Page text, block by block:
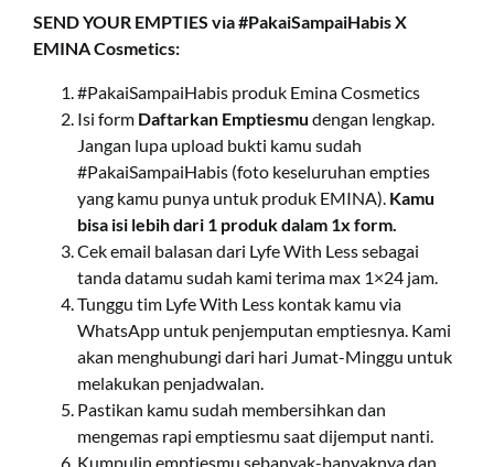
SEND YOUR EMPTIES via#PakaiSampaiHabis X
EMINA Cosmetics:
#PakaiSampaiHabis produk Emina Cosmetics
Isi form Daftarkan Emptiesmu dengan lengkap.
Jangan lupa upload bukti kamu sudah
#PakaiSampaiHabis (foto keseluruhan empties
yang kamu punya untuk produk EMINA). Kamu
bisa isi lebih dari 1 produk dalam 1x form.
Cek email balasan dari Lyfe With Less sebagai
tanda datamu sudah kami terima max 1×24 jam.
Tunggu tim Lyfe With Less kontak kamu via
WhatsApp untuk penjemputan emptiesnya. Kami
akan menghubungi dari hari Jumat-Minggu untuk
melakukan penjadwalan.
Pastikan kamu sudah membersihkan dan
mengemas rapi emptiesmu saat dijemput nanti.
Kumpulin emptiesmu sebanyak-banyaknya dan